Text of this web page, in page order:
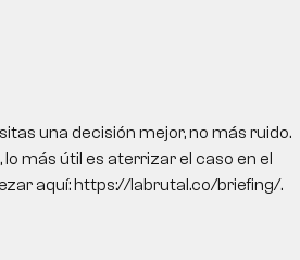
una decisión mejor, no más ruido.
más útil es aterrizar el caso en el
aquí: https://labrutal.co/briefing/.